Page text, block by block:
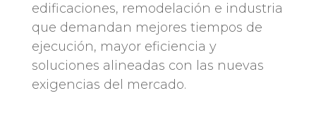
edificaciones, remodelación e industria
que demandan mejores tiempos de
ejecución, mayor eficiencia y
soluciones alineadas con las nuevas
exigencias del mercado.